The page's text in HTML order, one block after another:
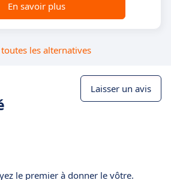
En savoir plus
les alternatives
Laisser un avis
le premier à donner le vôtre.